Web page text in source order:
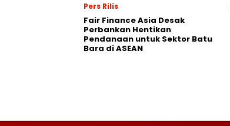
Pers Rilis
Fair Finance Asia Desak
Perbankan Hentikan
Pendanaan untuk Sektor Batu
Bara di ASEAN